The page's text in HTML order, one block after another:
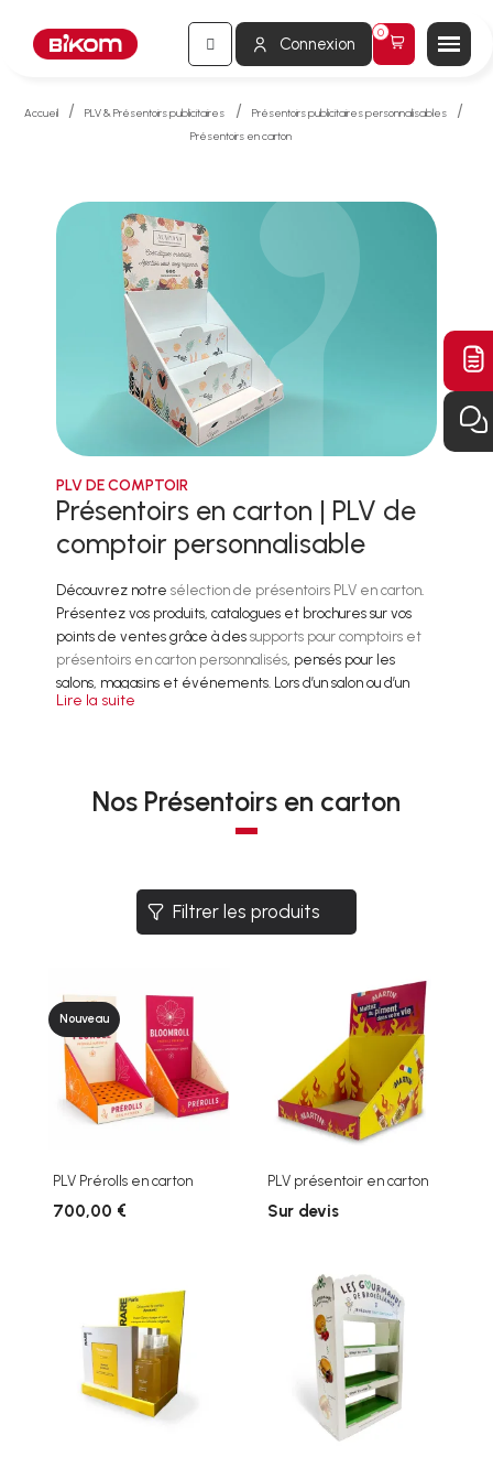
Connexion
Accueil PLV & Présentoirs publicitaires
Présentoirs publicitaires personnalisables
Présentoirs en carton
PLV DE COMPTOIR
Présentoirs en carton | PLV de
comptoir personnalisable
Découvrez notresélection de présentoirs PLV en carton
Présentez vos produits, catalogues et brochures sur vos
points de ventes grâce à dessupports pour comptoirs et
présentoirs en carton personnalisés, pensés pour les
salons, magasins et événements. Lors d’un salon ou d’un
événement, les stands vous permettent d’interagir
des plus classiques pour des documents papier aux formats
A6, A5, A4 ou formats sur-mesure en fonction de vos
Lire la suite
Nos Présentoirs en carton
Filtrer les produits
PLV Prérolls en carton
700,00 €
Nouveau
PLV présentoir en carton
Sur devis